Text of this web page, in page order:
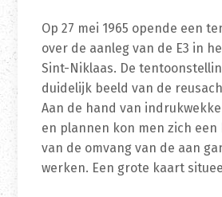
Op 27 mei 1965 opende een
over de aanleg van de E3 in
Sint-Niklaas. De
duidelijk beeld van de
Aan de hand van
en plannen kon men zich een
van de omvang van de aan
werken. Een grote kaart